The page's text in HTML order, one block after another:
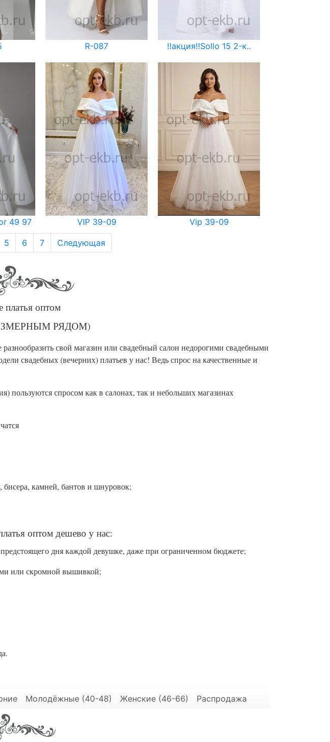
R-087 ‼️акция‼️Sollo 15 2-к..
49 97 VIP 39-09 Vip 39-09
5 6 7 Следующая
платья оптом
РЯДОМ)
свой магазин или свадебный салон недорогими свадебными
свадебных (вечерних) платьев у нас! Ведь спрос на качественные и
пользуются спросом как в салонах, так и небольших магазинах
бисера, камней, бантов и шнуровок;
оптом дешево у нас:
дня каждой девушке, даже при ограниченном бюджете;
или скромной вышивкой;
Молодёжные (40-48) Женские (46-66) Распродажа